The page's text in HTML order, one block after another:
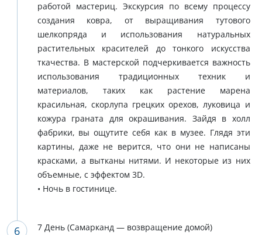
работой мастериц. Экскурсия по всему процессу
создания ковра, от выращивания тутового
шелкопряда и использования натуральных
растительных красителей до тонкого искусства
ткачества. В мастерской подчеркивается важность
использования традиционных техник и
материалов, таких как растение марена
красильная, скорлупа грецких орехов, луковица и
кожура граната для окрашивания. Зайдя в холл
фабрики, вы ощутите себя как в музее. Глядя эти
картины, даже не верится, что они не написаны
красками, а вытканы нитями. И некоторые из них
объемные, с эффектом 3D.
• Ночь в гостинице.
7 День (Самарканд — возвращение домой)